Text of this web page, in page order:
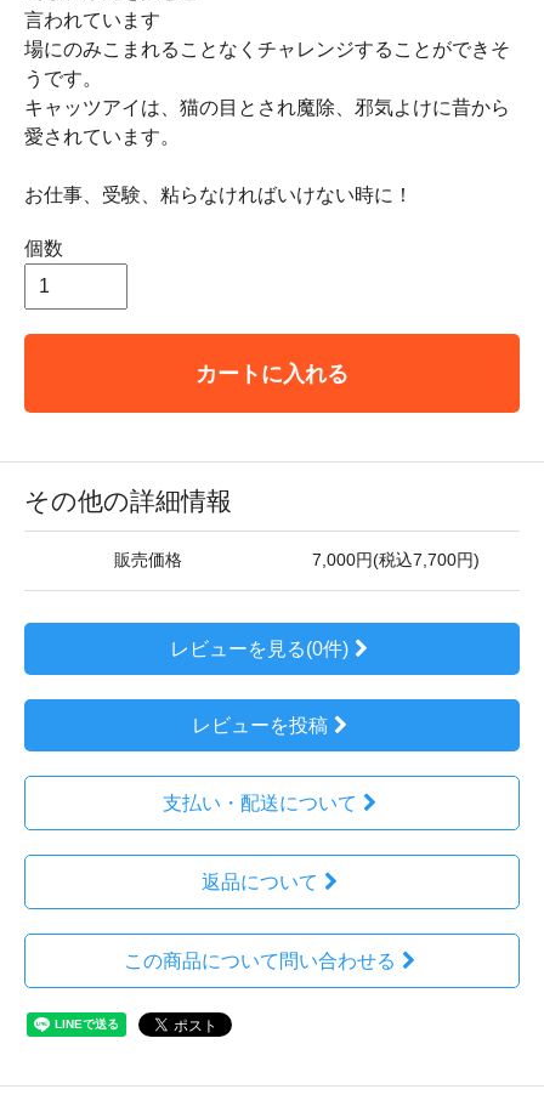
言われています
場にのみこまれることなくチャレンジすることができそ
うです。
キャッツアイは、猫の目とされ魔除、邪気よけに昔から
愛されています。
お仕事、受験、粘らなければいけない時に！
個数
カートに入れる
その他の詳細情報
販売価格 7,000円(税込7,700円)
レビューを見る(0件)
レビューを投稿
支払い・配送について
返品について
この商品について問い合わせる